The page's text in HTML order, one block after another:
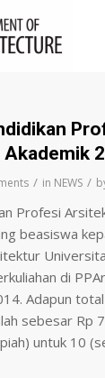
Akademik
/ in NEWS /
Profesi
beasiswa
di
Adapun
sebesar Rp
untuk 10